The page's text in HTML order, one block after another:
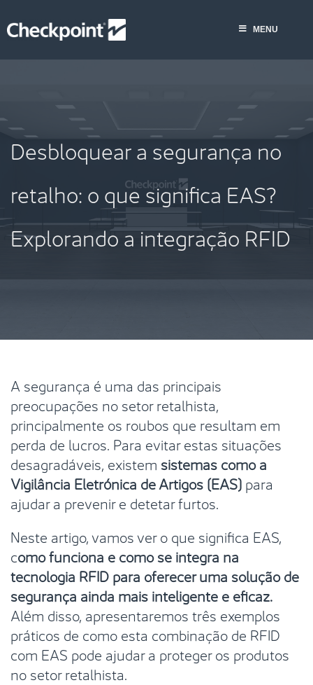
to
MENU
Desbloquear a segurança no
retalho: o que significa EAS?
Explorando a integração RFID
A segurança é uma das principais
preocupações no setor retalhista,
principalmente os roubos que resultam em
perda de lucros. Para evitar estas situações
desagradáveis, existem sistemas como a
Vigilância Eletrónica de Artigos (EAS)para
ajudar a prevenir e detetar furtos.
Neste artigo, vamos ver o que significa EAS,
como funciona e como se integra na
tecnologia RFID para oferecer uma solução de
segurança ainda mais inteligente e eficaz.
Além disso, apresentaremos três exemplos
práticos de como esta combinação de RFID
com EAS pode ajudar a proteger os produtos
no setor retalhista.